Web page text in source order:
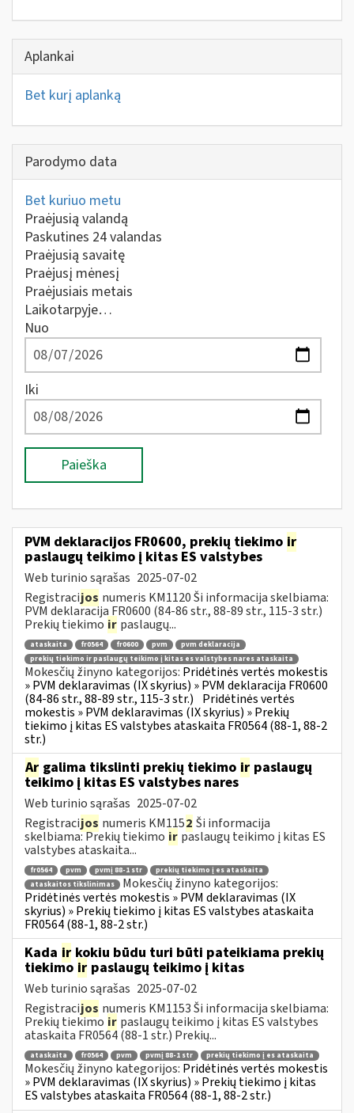
Aplankai
Bet kurį aplanką
Parodymo data
Bet kuriuo metu
Praėjusią valandą
Paskutines 24 valandas
Praėjusią savaitę
Praėjusį mėnesį
Praėjusiais metais
Laikotarpyje…
Nuo
Iki
Paieška
PVM deklaracijos FR0600, prekių tiekimo ir
paslaugų teikimo į kitas ES valstybes
Web turinio sąrašas 2025-07-02
Registracijos numeris KM1120 Ši informacija skelbiama:
PVM deklaracija FR0600 (84-86 str., 88-89 str., 115-3 str.)
Prekių tiekimo ir paslaugų...
ataskaita fr0564 fr0600 pvm
pvm deklaracija
prekių tiekimo ir paslaugų teikimo į kitas es valstybes nares ataskaita
Mokesčių žinyno kategorijos: Pridėtinės vertės mokestis
» PVM deklaravimas (IX skyrius) » PVM deklaracija FR0600
(84-86 str., 88-89 str., 115-3 str.) Pridėtinės vertės
mokestis » PVM deklaravimas (IX skyrius) » Prekių
tiekimo į kitas ES valstybes ataskaita FR0564 (88-1, 88-2
str.)
Ar galima tikslinti prekių tiekimo ir paslaugų
teikimo į kitas ES valstybes nares
Web turinio sąrašas 2025-07-02
Registracijos numeris KM1152 Ši informacija
skelbiama: Prekių tiekimo ir paslaugų teikimo į kitas ES
valstybes ataskaita...
fr0564 pvm pvmį 88-1 str
prekių tiekimo į es ataskaita
ataskaitos tikslinimas
Mokesčių žinyno kategorijos:
Pridėtinės vertės mokestis » PVM deklaravimas (IX
skyrius) » Prekių tiekimo į kitas ES valstybes ataskaita
FR0564 (88-1, 88-2 str.)
Kada ir kokiu būdu turi būti pateikiama prekių
tiekimo ir paslaugų teikimo į kitas
Web turinio sąrašas 2025-07-02
Registracijos numeris KM1153 Ši informacija skelbiama:
Prekių tiekimo ir paslaugų teikimo į kitas ES valstybes
ataskaita FR0564 (88-1 str.) Prekių...
ataskaita fr0564 pvm pvmį 88-1 str prekių tiekimo į es ataskaita
Mokesčių žinyno kategorijos: Pridėtinės vertės mokestis
» PVM deklaravimas (IX skyrius) » Prekių tiekimo į kitas
ES valstybes ataskaita FR0564 (88-1, 88-2 str.)